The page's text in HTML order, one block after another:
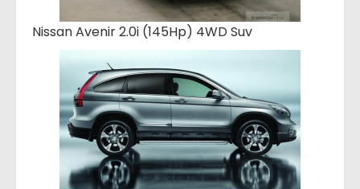
Nissan Avenir 2.0i (145Hp) 4WD Suv